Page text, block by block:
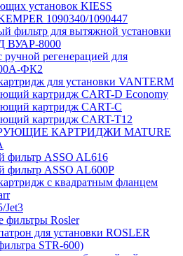
установок KIESS
1090340/1090447
фильтр для вытяжной установки
ВУАР-8000
ручной регенерацией для
ФК2
для установки VANTERM
картридж CART-D Economy
картридж CART-C
картридж CART-T12
КАРТРИДЖИ MATURE
фильтр ASSO AL616
фильтр ASSO AL600P
с квадратным фланцем
фильтры Rosler
для установки ROSLER
STR-600)